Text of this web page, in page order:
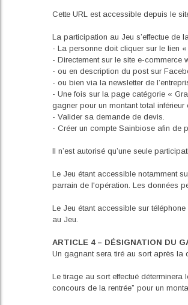
Cette URL est accessible depuis le
La participation au Jeu s’effectue de
- La personne doit cliquer sur le lien
- Directement sur le site e-commerce
- ou en description du post sur
- ou bien via la newsletter de
- Une fois sur la page catégorie «
gagner pour un montant total
- Valider sa demande de devis.
- Créer un compte Sainbiose afin de
Il n’est autorisé qu’une seule
Le Jeu étant accessible notamment
parrain de l'opération. Les données
Le Jeu étant accessible sur
au Jeu.
ARTICLE 4 – DÉSIGNATION DU
Un gagnant sera tiré au sort après la
Le tirage au sort effectué
concours de la rentrée” pour un